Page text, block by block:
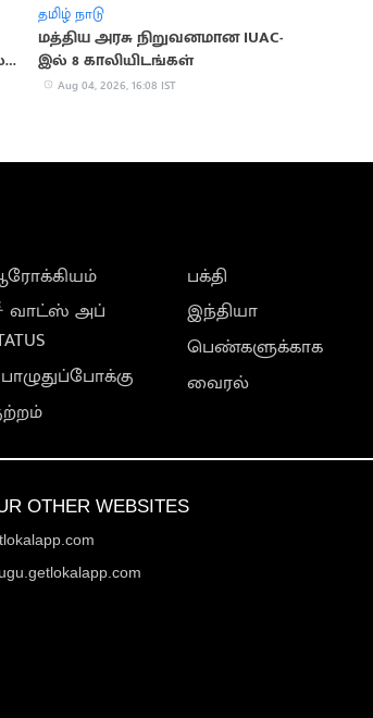
தமிழ் நாடு
மத்திய அரசு நிறுவனமான IUAC-
இல் 8 காலியிடங்கள்
Aug 04, 2026, 16:08 IST
வாட்ஸ் அப்
பக்தி
இந்தியா
பெண்களுக்காக
வைரல்
OTHER WEBSITES